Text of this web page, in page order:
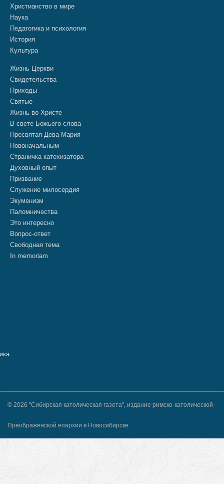
Христианство в мире
Наука
Педагогика и психология
История
Культура
Жизнь Церкви
Свидетельства
Приходы
Святые
Жизнь во Христе
В свете Божьего слова
Пресвятая Дева Мария
Новоначальным
Страничка катехизатора
Духовный опыт
Призвание
Служение милосердия
Экуменизм
Паломничества
Это интересно
Вопрос-ответ
Свободная тема
In memoriam
© 2026 "Сибирская католическая газета", издание римско-католической
Преображенской епархии в Новосибирске